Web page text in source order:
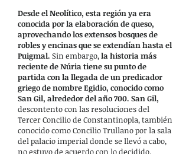
Desde el Neolítico, esta región ya era
conocida por la elaboración de queso,
aprovechando los extensos bosques de
robles y encinas que se extendían hasta el
Puigmal. Sin embargo,la historia más
reciente de Núria tiene su punto de
partida con la llegada de un predicador
griego de nombre Egidio, conocido como
San Gil, alrededor del año 700. San Gil,
descontento con las resoluciones del
Tercer Concilio de Constantinopla, también
conocido como Concilio Trullano por la sala
del palacio imperial donde se llevó a cabo,
no estuvo de acuerdo con lo decidido.